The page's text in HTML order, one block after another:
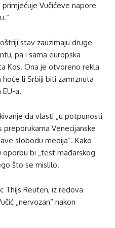
Vučićeve napore
stav zauzimaju druge
pa i sama europska
Kos. Ona je otvoreno rekla
li Srbiji biti zamrznuta
a.
da vlasti „u potpunosti
preporukama Venecijanske
slobodu medija“. Kako
oporbu bi „test mađarskog
što se mislilo.
Thijs Reuten, iz redova
„nervozan“ nakon